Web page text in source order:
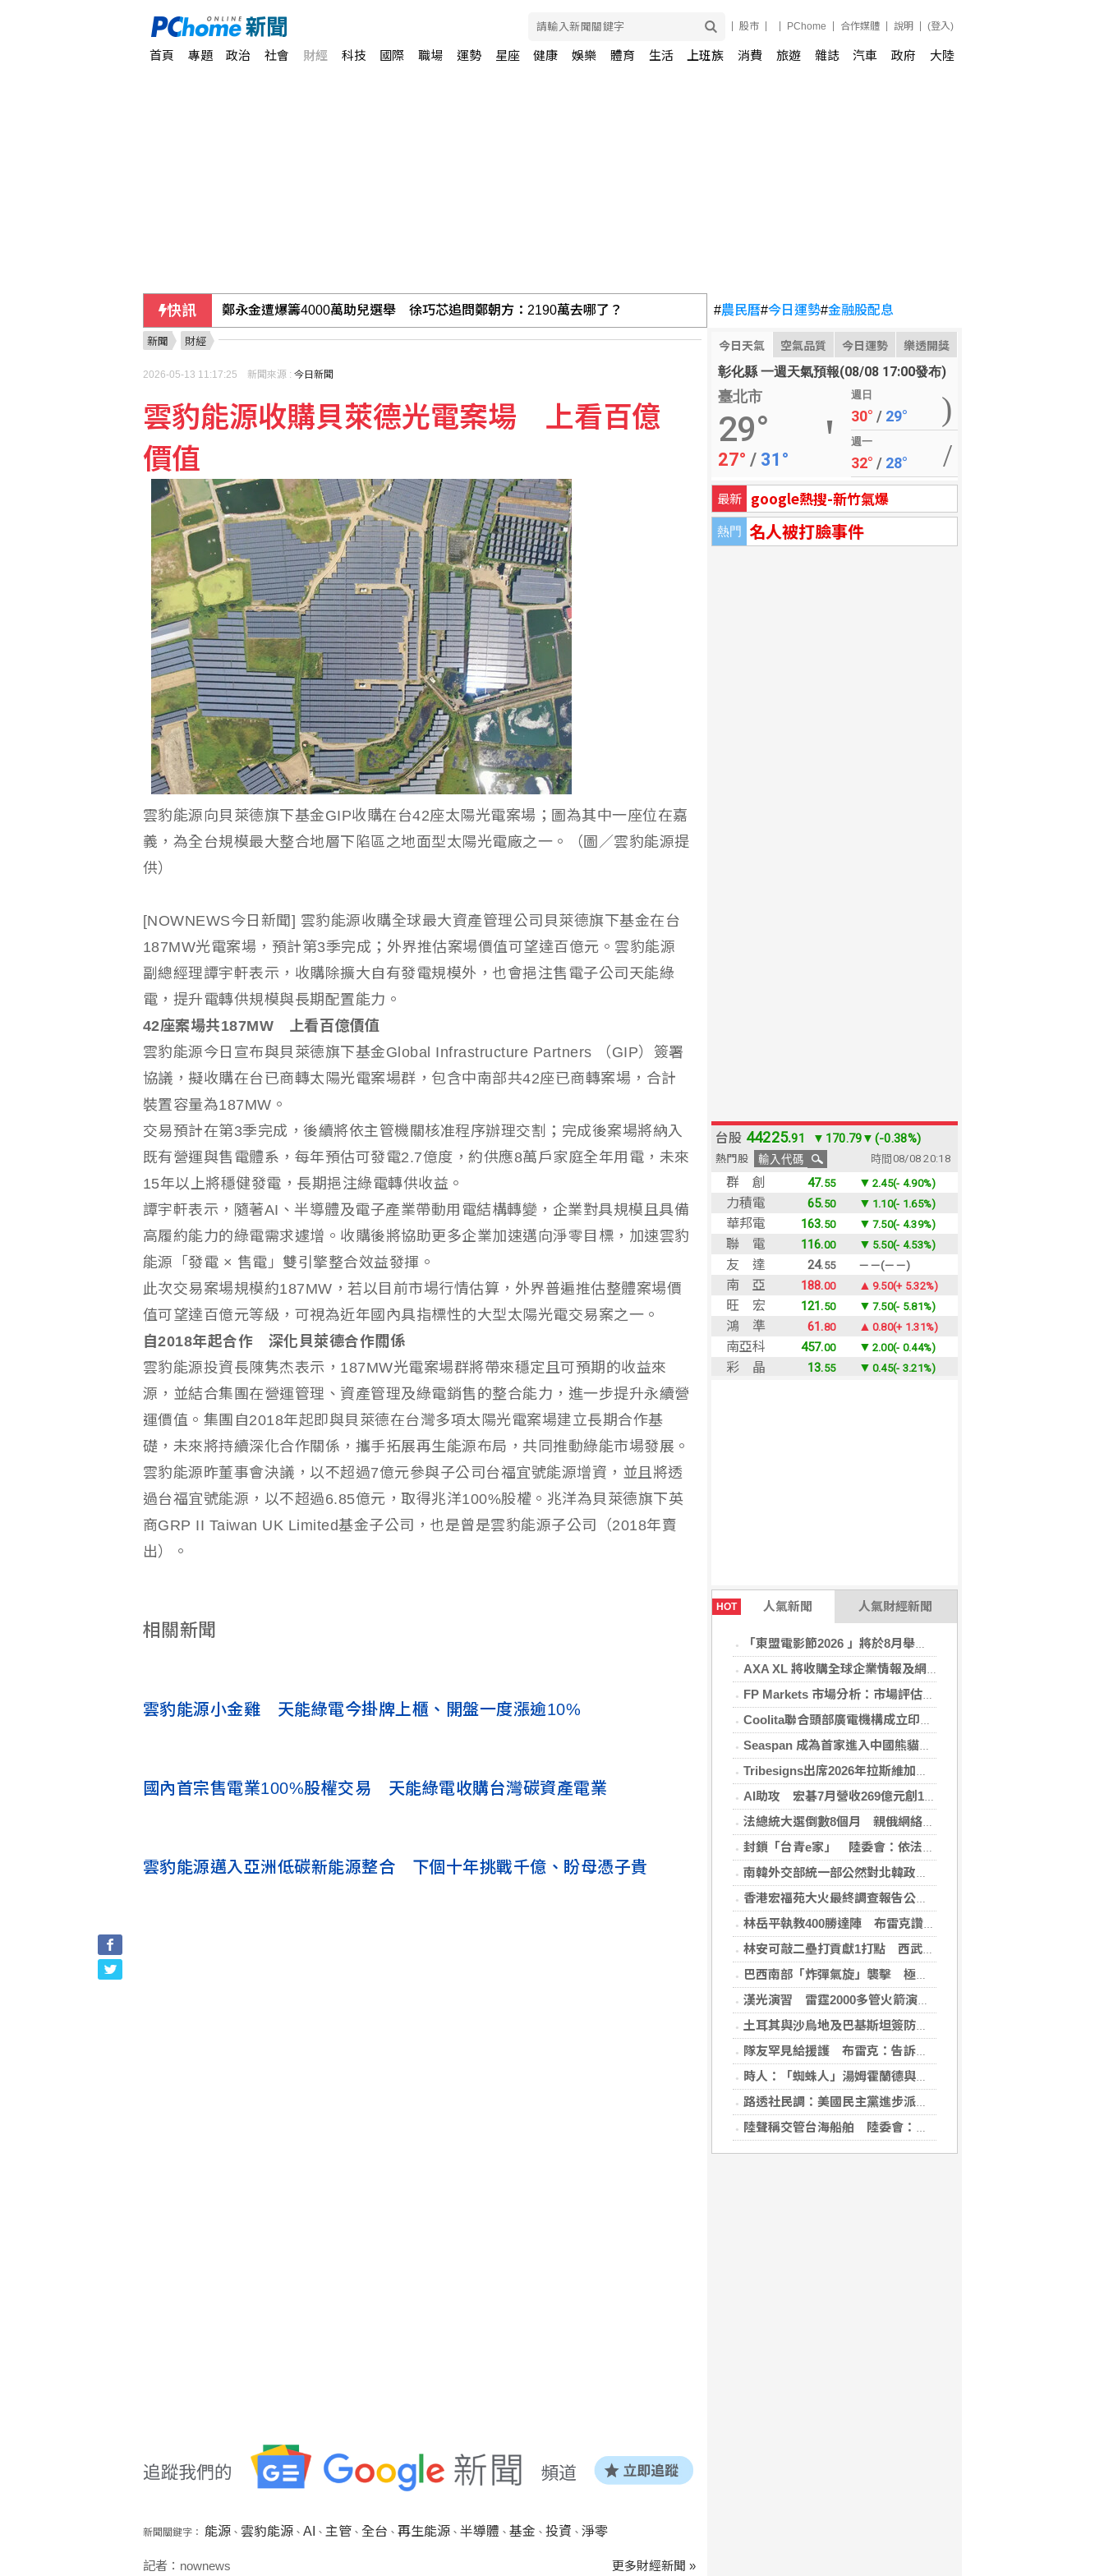
股市 PChome 合作媒體 說明 (登入)
首頁 專題 政治 社會 財經 科技 國際 職場 運勢 星座 健康 娛樂 體育 生活 上班族 消費 旅遊 雜誌 汽車 政府 大陸
快訊
鄭永金遭爆籌4000萬助兒選舉 徐巧芯追問鄭朝方：2190萬去哪了？
陳鏞基明星賽開轟曾想到此為止 轉念享受引退年比賽
#農民曆#今日運勢#金融股配息
今日天氣 空氣品質 今日運勢 樂透開獎
彰化縣 一週天氣預報(08/08 17:00發布)
臺北市
29°
27° / 31°
週日
30° / 29°
週一
32° / 28°
最新 google熱搜-新竹氣爆
熱門 名人被打臉事件
HOT 人氣新聞 人氣財經新聞
「東盟電影節2026 」將於8月舉行 歷來最大規模 以電影連繫文化交流
AXA XL 將收購全球企業情報及網絡安全顧問公司 S-RM
FP Markets 市場分析：市場評估下一步走勢，日圓再臨十字路口
Coolita聯合頭部廣電機構成立印尼首個FAST媒體聯盟
Seaspan 成為首家進入中國熊貓債券市場的國際船東及營運商
Tribesigns出席2026年拉斯維加斯家具展，擴大與美國領先家居零售商的合作
AI助攻 宏碁7月營收269億元創13年同期新高
法總統大選倒數8個月 親俄網絡針對3名參選人造謠
封鎖「台青e家」 陸委會：依法封鎖違法網站
南韓外交部統一部公然對北韓政策意見相左 暴露內部歧見
香港宏福苑大火最終調查報告公布 菸頭引燃施工雜物
林岳平執教400勝達陣 布雷克讚獲球員愛戴
林安可敲二壘打貢獻1打點 西武仍不敵軟銀火力
巴西南部「炸彈氣旋」襲擊 極端天候衝擊社會生活
漢光演習 雷霆2000多管火箭演練打擊登陸敵軍
土耳其與沙烏地及巴基斯坦簽防禦協定 澄清無針對性
隊友罕見給援護 布雷克：告訴自己不要搞砸
時人：「蜘蛛人」湯姆霍蘭德與辛蒂亞已辦派對慶祝結婚
路透社民調：美國民主黨進步派部分主張獲獨立選民支持
陸聲稱交管台海船舶 陸委會：違反國際規範
新聞 財經
2026-05-13 11:17:25 新聞來源 : 今日新聞
雲豹能源收購貝萊德光電案場 上看百億
價值
雲豹能源向貝萊德旗下基金GIP收購在台42座太陽光電案場；圖為其中一座位在嘉
義，為全台規模最大整合地層下陷區之地面型太陽光電廠之一。（圖／雲豹能源提
供）
[NOWNEWS今日新聞] 雲豹能源收購全球最大資產管理公司貝萊德旗下基金在台
187MW光電案場，預計第3季完成；外界推估案場價值可望達百億元。雲豹能源
副總經理譚宇軒表示，收購除擴大自有發電規模外，也會挹注售電子公司天能綠
電，提升電轉供規模與長期配置能力。
42座案場共187MW 上看百億價值
雲豹能源今日宣布與貝萊德旗下基金Global Infrastructure Partners （GIP）簽署
協議，擬收購在台已商轉太陽光電案場群，包含中南部共42座已商轉案場，合計
裝置容量為187MW。
交易預計在第3季完成，後續將依主管機關核准程序辦理交割；完成後案場將納入
既有營運與售電體系，每年預估可發電2.7億度，約供應8萬戶家庭全年用電，未來
15年以上將穩健發電，長期挹注綠電轉供收益。
譚宇軒表示，隨著AI、半導體及電子產業帶動用電結構轉變，企業對具規模且具備
高履約能力的綠電需求遽增。收購後將協助更多企業加速邁向淨零目標，加速雲豹
能源「發電 × 售電」雙引擎整合效益發揮。
此次交易案場規模約187MW，若以目前市場行情估算，外界普遍推估整體案場價
值可望達百億元等級，可視為近年國內具指標性的大型太陽光電交易案之一。
自2018年起合作 深化貝萊德合作關係
雲豹能源投資長陳隽杰表示，187MW光電案場群將帶來穩定且可預期的收益來
源，並結合集團在營運管理、資產管理及綠電銷售的整合能力，進一步提升永續營
運價值。集團自2018年起即與貝萊德在台灣多項太陽光電案場建立長期合作基
礎，未來將持續深化合作關係，攜手拓展再生能源布局，共同推動綠能市場發展。
雲豹能源昨董事會決議，以不超過7億元參與子公司台福宜號能源增資，並且將透
過台福宜號能源，以不超過6.85億元，取得兆洋100%股權。兆洋為貝萊德旗下英
商GRP II Taiwan UK Limited基金子公司，也是曾是雲豹能源子公司（2018年賣
出）。
相關新聞
雲豹能源小金雞 天能綠電今掛牌上櫃、開盤一度漲逾10%
國內首宗售電業100%股權交易 天能綠電收購台灣碳資產電業
雲豹能源邁入亞洲低碳新能源整合 下個十年挑戰千億、盼母憑子貴
新聞關鍵字： 能源、 雲豹能源、 AI 、 主管 、 全台 、 再生能源、 半導體 、 基金 、 投資 、 淨零
記者：nownews 更多財經新聞 »